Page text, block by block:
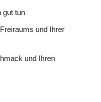
gut tun
und Ihrer
und Ihren